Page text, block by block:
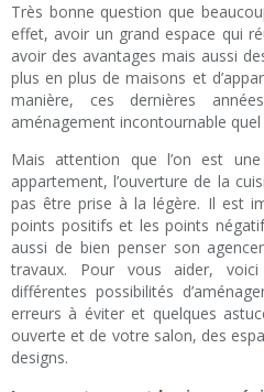
Très bonne question que
effet, avoir un grand espace qui
avoir des avantages mais aussi
plus en plus de maisons et
manière, ces dernières
aménagement incontournable quel
Mais attention que l’on est
appartement, l’ouverture de la
pas être prise à la légère. Il est
points positifs et les points
aussi de bien penser son
travaux. Pour vous aider,
différentes possibilités
erreurs à éviter et quelques
ouverte et de votre salon, des
designs.